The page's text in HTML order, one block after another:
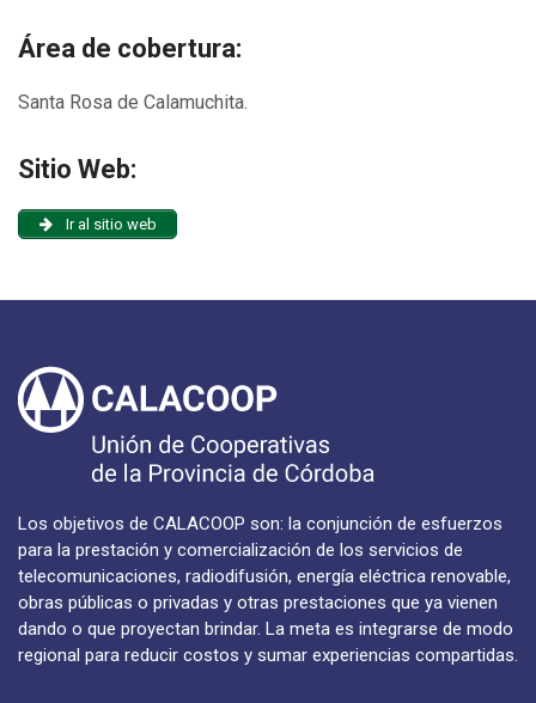
Área de cobertura:
Santa Rosa de Calamuchita.
Sitio Web:
Ir al sitio web
Los objetivos de CALACOOP son: la conjunción de esfuerzos
para la prestación y comercialización de los servicios de
telecomunicaciones, radiodifusión, energía eléctrica renovable,
obras públicas o privadas y otras prestaciones que ya vienen
dando o que proyectan brindar. La meta es integrarse de modo
regional para reducir costos y sumar experiencias compartidas.